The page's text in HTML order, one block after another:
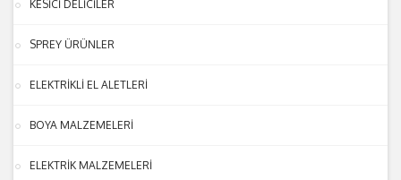
KESİCİ DELİCİLER
SPREY ÜRÜNLER
ELEKTRİKLİ EL ALETLERİ
BOYA MALZEMELERİ
ELEKTRİK MALZEMELERİ